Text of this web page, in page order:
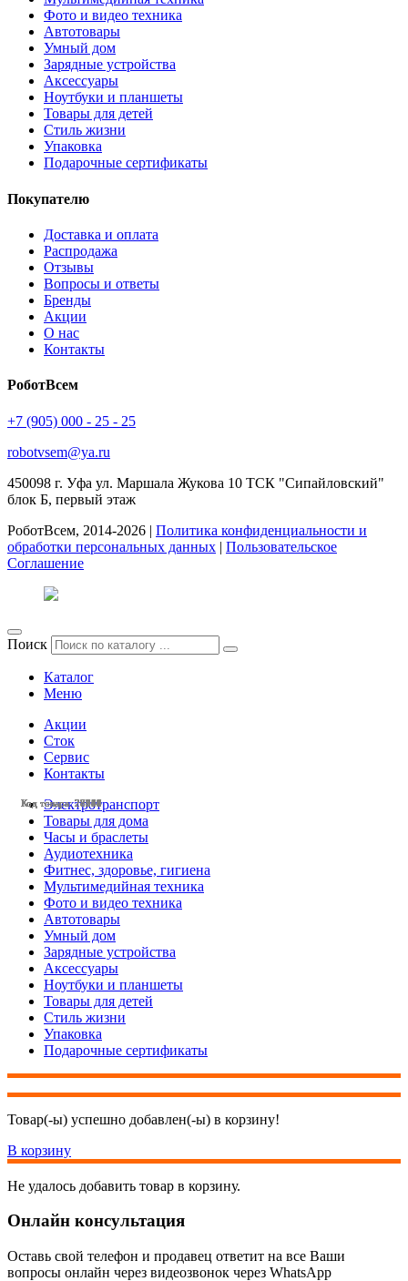
Код товара: 28548
Код товара: 28518
Код товара: 28517
Код товара: 28340
Код товара: 28251
Код товара: 28249
Код товара: 28243
Код товара: 28061
Код товара: 27734
Код товара: 27663
Код товара: 27140
Код товара: 27138
Фото и видео техника
Автотовары
Умный дом
Зарядные устройства
Аксессуары
Ноутбуки и планшеты
Товары для детей
Стиль жизни
Упаковка
Подарочные сертификаты
Покупателю
Доставка и оплата
Распродажа
Отзывы
Вопросы и ответы
Бренды
Акции
О нас
Контакты
РоботВсем
+7 (905) 000 - 25 - 25
robotvsem@ya.ru
450098 г. Уфа ул. Маршала Жукова 10 ТСК "Сипайловский"
блок Б, первый этаж
РоботВсем, 2014-2026 | Политика конфиденциальности и
обработки персональных данных | Пользовательское
Соглашение
Поиск
Каталог
Меню
Акции
Сток
Сервис
Контакты
Электротранспорт
Товары для дома
Часы и браслеты
Аудиотехника
Фитнес, здоровье, гигиена
Мультимедийная техника
Фото и видео техника
Автотовары
Умный дом
Зарядные устройства
Аксессуары
Ноутбуки и планшеты
Товары для детей
Стиль жизни
Упаковка
Подарочные сертификаты
Товар(-ы) успешно добавлен(-ы) в корзину!
В корзину
Не удалось добавить товар в корзину.
Онлайн консультация
Оставь свой телефон и продавец ответит на все Ваши
вопросы онлайн через видеозвонок через WhatsApp